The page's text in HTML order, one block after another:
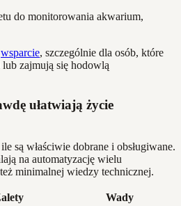
wsparcie, szczególnie dla osób, które
zajmują się hodowlą
ułatwiają życie
są właściwie dobrane i obsługiwane.
na automatyzację wielu
minimalnej wiedzy technicznej.
Wady